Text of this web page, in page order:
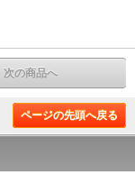
次の商品へ
ページの先頭へ戻る